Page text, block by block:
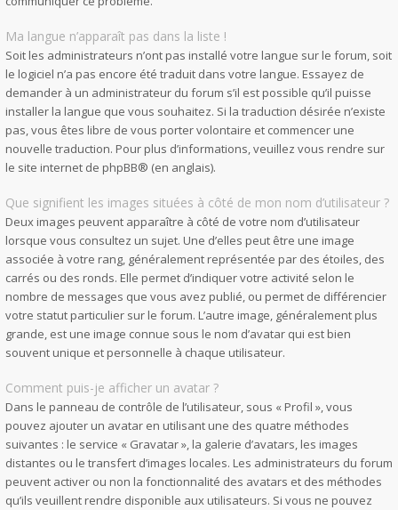
Ma langue n’apparaît pas dans la liste !
Soit les administrateurs n’ont pas installé votre langue sur le forum, soit
le logiciel n’a pas encore été traduit dans votre langue. Essayez de
demander à un administrateur du forum s’il est possible qu’il puisse
installer la langue que vous souhaitez. Si la traduction désirée n’existe
pas, vous êtes libre de vous porter volontaire et commencer une
nouvelle traduction. Pour plus d’informations, veuillez vous rendre sur
le site internet de phpBB® (en anglais).
Que signifient les images situées à côté de mon nom d’utilisateur ?
Deux images peuvent apparaître à côté de votre nom d’utilisateur
lorsque vous consultez un sujet. Une d’elles peut être une image
associée à votre rang, généralement représentée par des étoiles, des
carrés ou des ronds. Elle permet d’indiquer votre activité selon le
nombre de messages que vous avez publié, ou permet de différencier
votre statut particulier sur le forum. L’autre image, généralement plus
grande, est une image connue sous le nom d’avatar qui est bien
souvent unique et personnelle à chaque utilisateur.
Comment puis-je afficher un avatar ?
Dans le panneau de contrôle de l’utilisateur, sous « Profil », vous
pouvez ajouter un avatar en utilisant une des quatre méthodes
suivantes : le service « Gravatar », la galerie d’avatars, les images
distantes ou le transfert d’images locales. Les administrateurs du forum
peuvent activer ou non la fonctionnalité des avatars et des méthodes
qu’ils veuillent rendre disponible aux utilisateurs. Si vous ne pouvez